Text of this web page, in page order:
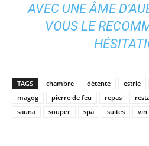
AVEC UNE ÂME
VOUS LE
TAGS chambre détente estrie
magog
pierre de feu repas
sauna
souper spa suites vin